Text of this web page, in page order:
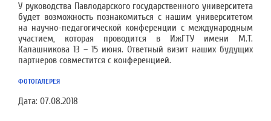
У руководства Павлодарского государственного университета
будет возможность познакомиться с нашим университетом
на научно-педагогической конференции с международным
участием, которая проводится в ИжГТУ имени М.Т.
Калашникова 13 – 15 июня. Ответный визит наших будущих
партнеров совместится с конференцией.
ФОТОГАЛЕРЕЯ
Дата: 07.08.2018